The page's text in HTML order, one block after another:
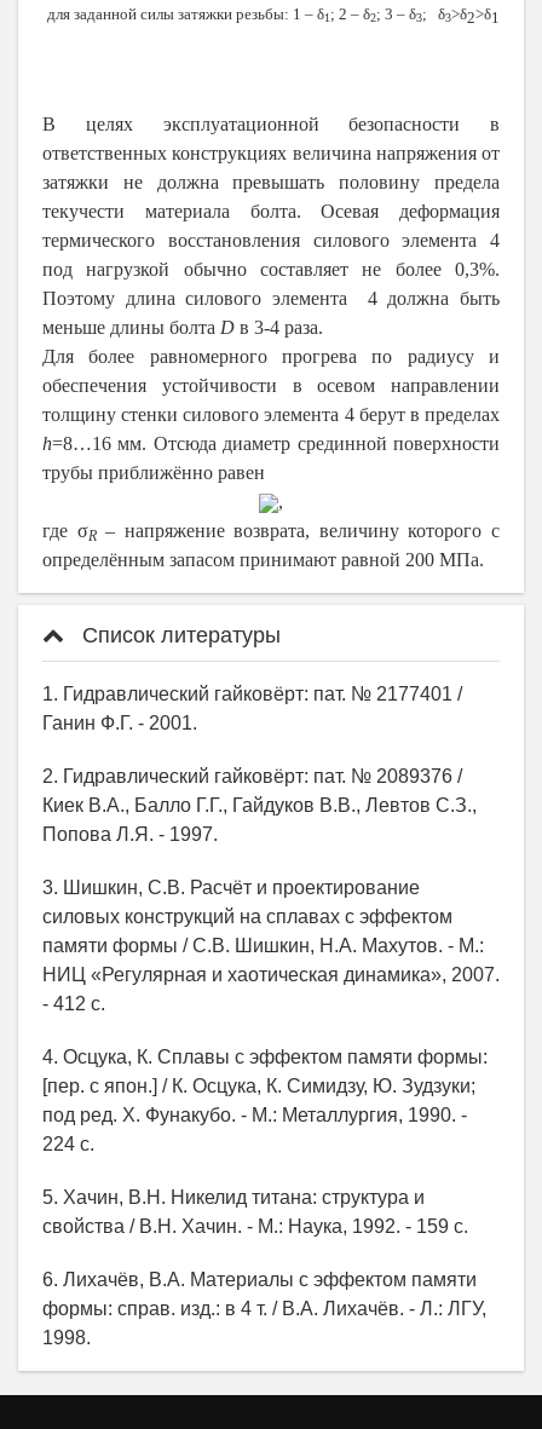
для заданной силы затяжки резьбы: 1 – δ1 ; 2 – δ2; 3 – δ3; δ3>δ2>δ1
В целях эксплуатационной безопасности в
ответственных конструкциях величина напряжения от
затяжки не должна превышать половину предела
текучести материала болта. Осевая деформация
термического восстановления силового элемента 4
под нагрузкой обычно составляет не более 0,3%.
Поэтому длина силового элемента 4 должна быть
меньше длины болта D в 3-4 раза.
Для более равномерного прогрева по радиусу и
обеспечения устойчивости в осевом направлении
толщину стенки силового элемента 4 берут в пределах
h=8…16 мм. Отсюда диаметр срединной поверхности
трубы приближённо равен
,
где σR– напряжение возврата, величину которого с
определённым запасом принимают равной 200 МПа.
Список литературы
1. Гидравлический гайковёрт: пат. № 2177401 /
Ганин Ф.Г. - 2001.
2. Гидравлический гайковёрт: пат. № 2089376 /
Киек В.А., Балло Г.Г., Гайдуков В.В., Левтов С.З.,
Попова Л.Я. - 1997.
3. Шишкин, С.В. Расчёт и проектирование
силовых конструкций на сплавах с эффектом
памяти формы / С.В. Шишкин, Н.А. Махутов. - М.:
НИЦ «Регулярная и хаотическая динамика», 2007.
- 412 с.
4. Осцука, К. Сплавы с эффектом памяти формы:
[пер. с япон.] / К. Осцука, К. Симидзу, Ю. Зудзуки;
под ред. Х. Фунакубо. - М.: Металлургия, 1990. -
224 с.
5. Хачин, В.Н. Никелид титана: структура и
свойства / В.Н. Хачин. - М.: Наука, 1992. - 159 с.
6. Лихачёв, В.А. Материалы с эффектом памяти
формы: справ. изд.: в 4 т. / В.А. Лихачёв. - Л.: ЛГУ,
1998.